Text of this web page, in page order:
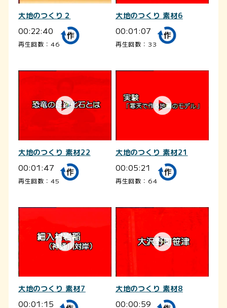
大地のつくり２
00:22:40
再生回数：46
大地のつくり 素材6
00:01:07
再生回数：33
大地のつくり 素材22
00:01:47
再生回数：45
大地のつくり 素材21
00:05:21
再生回数：64
大地のつくり 素材7
00:01:15
大地のつくり 素材8
00:00:59